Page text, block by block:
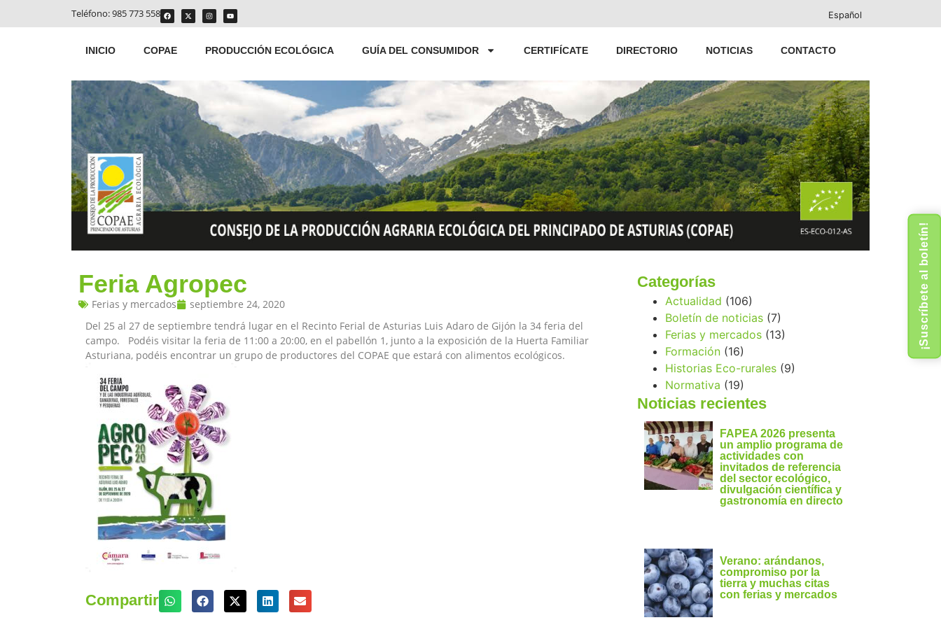
Teléfono:985 773 558 Español
INICIO COPAE PRODUCCIÓN ECOLÓGICA GUÍA DEL CONSUMIDOR CERTIFÍCATE DIRECTORIO NOTICIAS CONTACTO
Feria Agropec
Ferias y mercados
septiembre 24, 2020
Del 25 al 27 de septiembre tendrá lugar en el Recinto Ferial de Asturias Luis Adaro de Gijón la 34 feria del
campo. Podéis visitar la feria de 11:00 a 20:00, en el pabellón 1, junto a la exposición de la Huerta Familiar
Asturiana, podéis encontrar un grupo de productores del COPAE que estará con alimentos ecológicos.
Compartir
Categorías
Actualidad (106)
Boletín de noticias (7)
Ferias y mercados (13)
Formación (16)
Historias Eco-rurales (9)
Normativa (19)
Noticias recientes
FAPEA 2026 presenta
un amplio programa de
actividades con
invitados de referencia
del sector ecológico,
divulgación científica y
gastronomía en directo
Verano: arándanos,
compromiso por la
tierra y muchas citas
con ferias y mercados
¡Suscríbete al boletín!